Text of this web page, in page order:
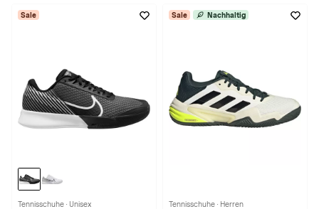
Sale
Tennisschuhe · Unisex
Sale Nachhaltig
Tennisschuhe · Herren